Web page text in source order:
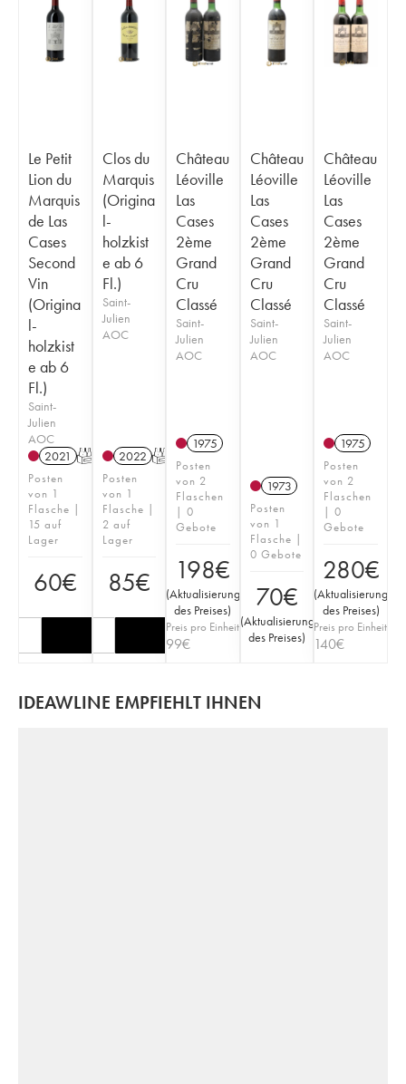
Le Petit
Lion du
Marquis
de Las
Cases
Second
Vin
(Origina
l-
holzkist
e ab 6
Fl.)
Saint-
Julien
AOC
2021 T
Posten
von 1
Flasche |
15 auf
Lager
60€
Clos du
Marquis
(Origina
l-
holzkist
e ab 6
Fl.)
Saint-
Julien
AOC
2022 T
Posten
von 1
Flasche |
2 auf
Lager
85€
Château
Léoville
Las
Cases
2ème
Grand
Cru
Classé
Saint-
Julien
AOC
1975
Posten
von 2
Flaschen
| 0
Gebote
198€
(Aktualisierung
des Preises)
Preis pro Einheit
99€
Château
Léoville
Las
Cases
2ème
Grand
Cru
Classé
Saint-
Julien
AOC
1973
Posten
von 1
Flasche |
0 Gebote
70€
(Aktualisierung
des Preises)
Château
Léoville
Las
Cases
2ème
Grand
Cru
Classé
Saint-
Julien
AOC
1975
Posten
von 2
Flaschen
| 0
Gebote
280€
(Aktualisierung
des Preises)
Preis pro Einheit
140€
IDEAWLINE EMPFIEHLT IHNEN